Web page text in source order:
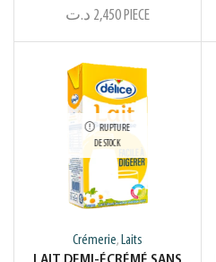
2,450 د.ت PIECE
RUPTURE
DE STOCK
Crémerie, Laits